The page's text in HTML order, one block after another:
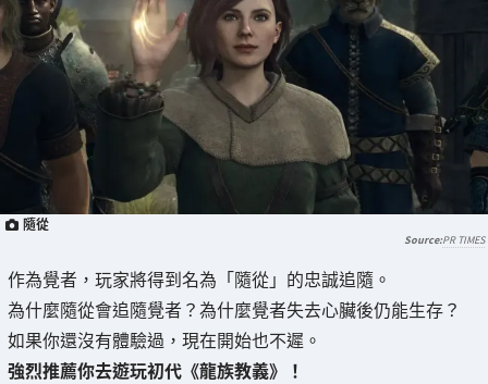
隨從
PR TIMES
作為覺者，玩家將得到名為「隨從」的忠誠追隨。
為什麼隨從會追隨覺者？為什麼覺者失去心臟後仍能生存？
如果你還沒有體驗過，現在開始也不遲。
強烈推薦你去遊玩初代《龍族教義》！